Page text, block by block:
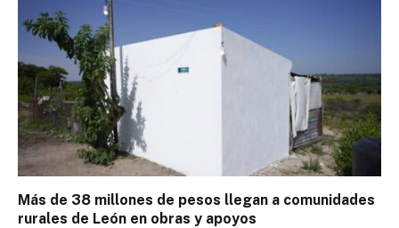
Más de 38 millones de pesos llegan a comunidades
rurales de León en obras y apoyos